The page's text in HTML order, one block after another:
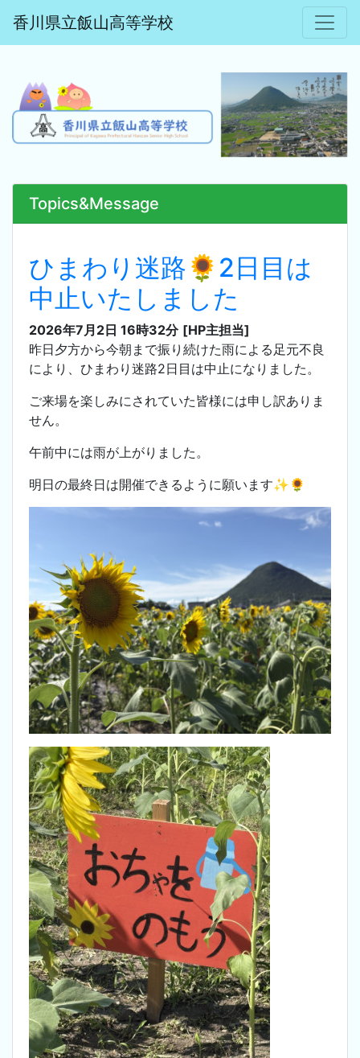
香川県立飯山高等学校
Topics&Message
ひまわり迷路🌻2日目は
中止いたしました
2026年7月2日 16時32分 [HP主担当]
昨日夕方から今朝まで振り続けた雨による足元不良
により、ひまわり迷路2日目は中止になりました。
ご来場を楽しみにされていた皆様には申し訳ありま
せん。
午前中には雨が上がりました。
明日の最終日は開催できるように願います✨️🌻